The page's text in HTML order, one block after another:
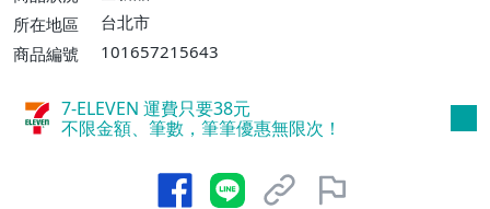
00件或消費滿$599免運費】
所在地區
台北市
商品編號
101657215643
7-ELEVEN 運費只要38元
不限金額、筆數，筆筆優惠無限次！